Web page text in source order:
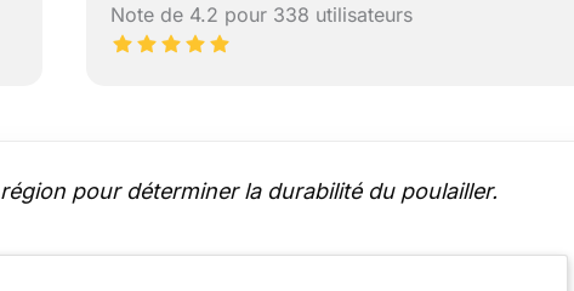
Note de 4.2 pour 338 utilisateurs
pour déterminer la durabilité du poulailler.